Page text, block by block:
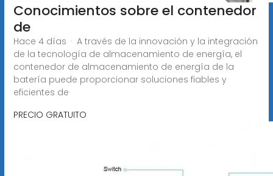
Conocimientos sobre el contenedor
de
Hace 4 días · A través de la innovación y la integración
de la tecnología de almacenamiento de energía, el
contenedor de almacenamiento de energía de la
batería puede proporcionar soluciones fiables y
eficientes de
PRECIO GRATUITO